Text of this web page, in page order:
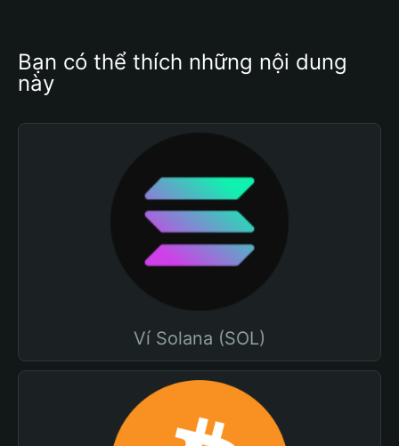
Bạn có thể thích những nội dung
này
Ví Solana (SOL)